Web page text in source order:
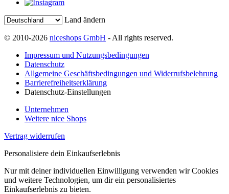
Land ändern
© 2010-2026 niceshops GmbH - All rights reserved.
Impressum und Nutzungsbedingungen
Datenschutz
Allgemeine Geschäftsbedingungen und Widerrufsbelehrung
Barrierefreiheitserklärung
Datenschutz-Einstellungen
Unternehmen
Weitere nice Shops
Vertrag widerrufen
Personalisiere dein Einkaufserlebnis
Nur mit deiner individuellen Einwilligung verwenden wir Cookies
und weitere Technologien, um dir ein personalisiertes
Einkaufserlebnis zu bieten.